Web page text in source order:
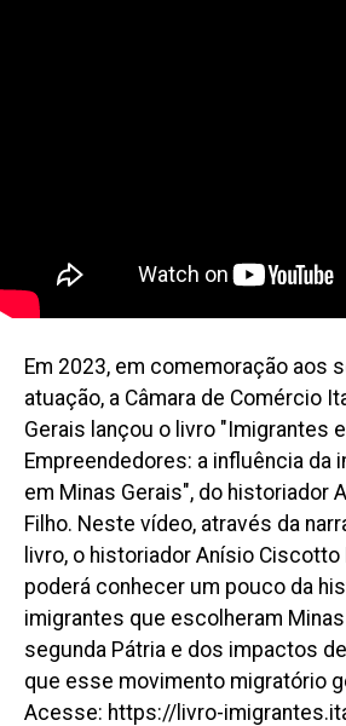
Em 2023, em comemoração aos
atuação, a Câmara de Comércio
Gerais lançou o livro "Imigrantes e
Empreendedores: a influência da
em Minas Gerais", do historiador
Filho. Neste vídeo, através da
livro, o historiador Anísio Ciscotto
poderá conhecer um pouco da
imigrantes que escolheram
segunda Pátria e dos impactos
que esse movimento migratório
Acesse: https://livro-